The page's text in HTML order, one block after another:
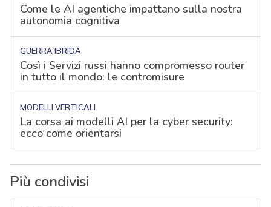
Come le AI agentiche impattano sulla nostra
autonomia cognitiva
GUERRA IBRIDA
Così i Servizi russi hanno compromesso router
in tutto il mondo: le contromisure
MODELLI VERTICALI
La corsa ai modelli AI per la cyber security:
ecco come orientarsi
Più condivisi